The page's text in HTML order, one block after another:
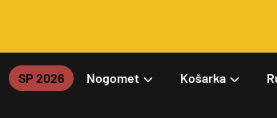
SP 2026 Nogomet Košarka